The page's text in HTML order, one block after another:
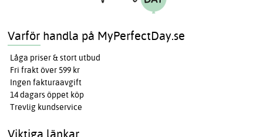
Varför handla på MyPerfectDay.se
Låga priser & stort utbud
Fri frakt över 599 kr
Ingen fakturaavgift
14 dagars öppet köp
Trevlig kundservice
Viktiga länkar